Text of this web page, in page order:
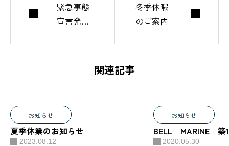
緊急事態
宣言発令
す。尚メ
ンテナン
ス修理な
冬季休暇
のご案内
関連記事
お知らせ
夏季休業のお知らせ
2023.08.12
お知らせ
BELL MARINE 築
2020.05.30